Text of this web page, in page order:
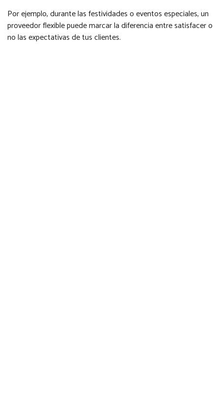
Por ejemplo, durante las festividades o eventos especiales, un
proveedor flexible puede marcar la diferencia entre satisfacer o
no las expectativas de tus clientes.